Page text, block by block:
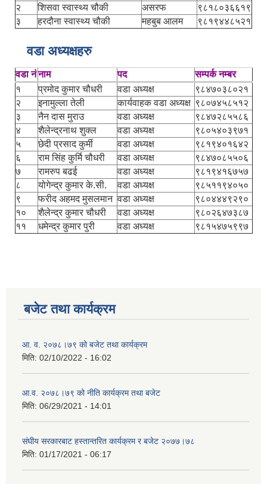
२
शिसवा स्वास्थ्य चौकी असरफ
९८१८०३६६१९
३
हरदौना स्वास्थ्य चौकी महबुब आलम ९८१९४४८५२१
वडा अध्यक्षहरु
वडा नंनाम पद
सम्पर्क नम्बर
१
प्रमोद कुमार चौधरी वडा अध्यक्ष
९८४७०३८०२१
२
इनामुल्ला तेली कार्यवाहक वडा अध्यक्ष ९८०७४५८५१२
३
नैन दास मुराउ वडा अध्यक्ष
९८४७२८५५८६
४
शैलेन्द्रनाथ शुक्ल वडा अध्यक्ष
९८०५४०३९७१
५
छेदी प्रसाद कुर्मी वडा अध्यक्ष
९८१९४०१६४२
६
राम सिंह कुर्मि चौधरी वडा अध्यक्ष
९८४७०८५५०६
७
रामरुप बढई वडा अध्यक्ष
९८१९४१६७५७
८
योगेन्द्र कुमार के.सी. वडा अध्यक्ष
९८५११९४०५०
९
फरीद अहमद मुसलमान वडा अध्यक्ष
९८०४४४९२९०
१०
शैलेन्द्र कुमार चौधरी वडा अध्यक्ष
९८०२६४७३८७
११
धमेन्द्र कुमार पुरी वडा अध्यक्ष ९८१५४७५९९७
बजेट तथा कार्यक्रम
आ. व. २०७८।७९ को बजेट तथा कार्यक्रम
मिति: 02/10/2022 - 16:02
आ.व. २०७८।७९ को नीति कार्यक्रम तथा बजेट
मिति: 06/29/2021 - 14:01
संघीय सरकारबाट हस्तान्तरित कार्यक्रम र बजेट २०७७।७८
मिति: 01/17/2021 - 06:17